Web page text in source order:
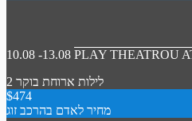
10.08 -13.08 PLAY THEATROU
2 לילות ארוחת בוקר
$474
מחיר לאדם בהרכב זוג